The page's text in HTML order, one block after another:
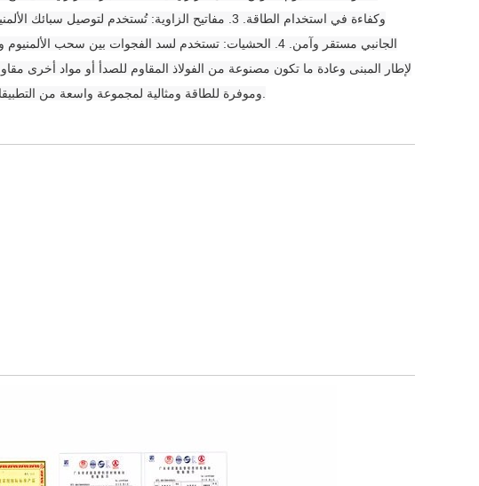
وكفاءة في استخدام الطاقة. 3. مفاتيح الزاوية: تُستخدم
لإطار المبنى وعادة ما تكون مصنوعة من الفولاذ المقاوم للصدأ أو مواد أخرى